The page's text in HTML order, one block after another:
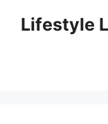
Lifestyle